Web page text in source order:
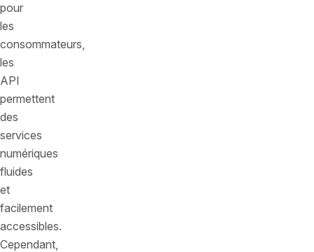
pour
les
consommateurs,
les
API
permettent
des
services
numériques
fluides
et
facilement
accessibles.
Cependant,